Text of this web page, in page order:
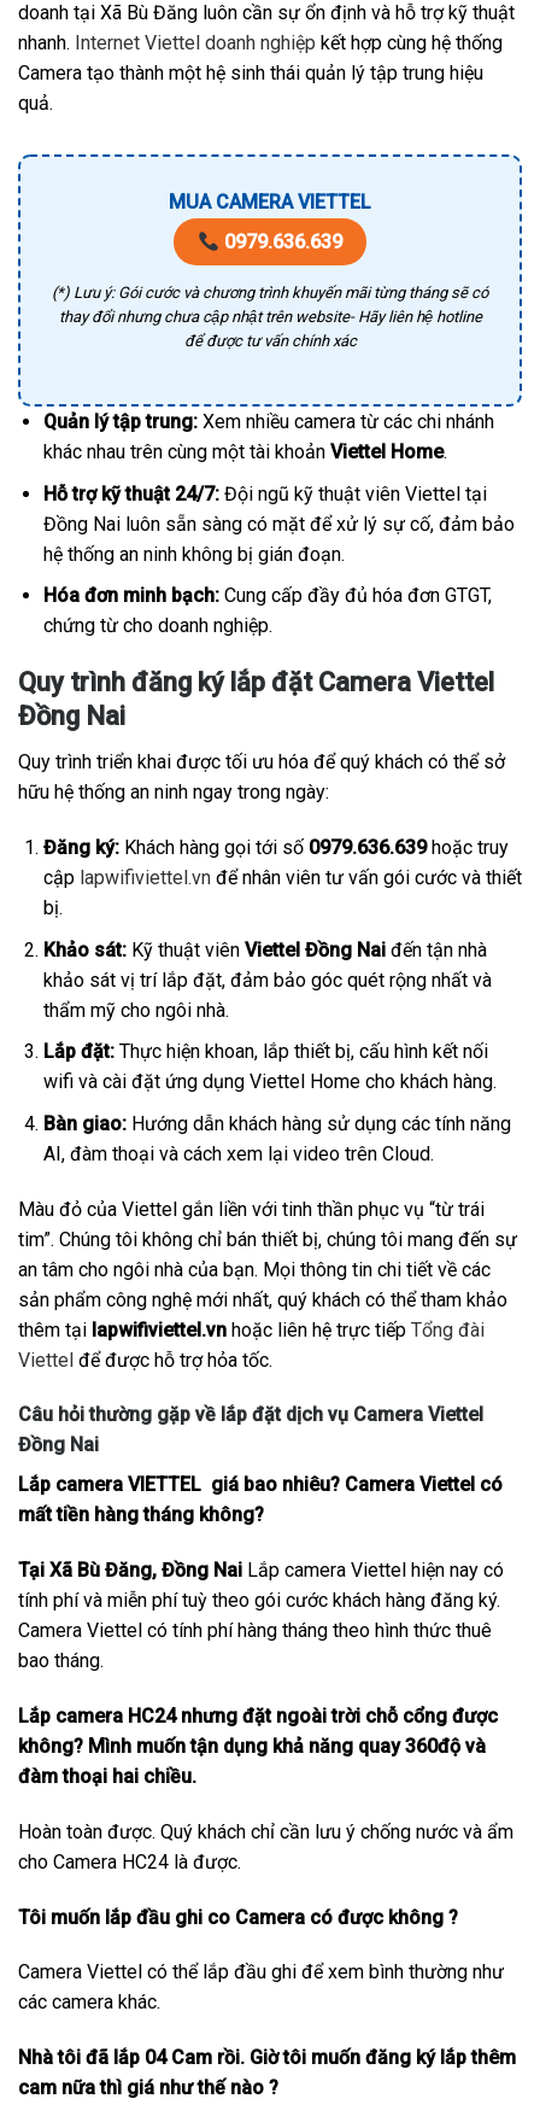
doanh tại Xã Bù Đăng luôn cần sự ổn định và hỗ trợ kỹ thuật
nhanh. Internet Viettel doanh nghiệp kết hợp cùng hệ thống
Camera tạo thành một hệ sinh thái quản lý tập trung hiệu
quả.
MUA CAMERA VIETTEL
0979.636.639
(*) Lưu ý: Gói cước và chương trình khuyến mãi từng tháng sẽ có
thay đổi nhưng chưa cập nhật trên website- Hãy liên hệ hotline
để được tư vấn chính xác
Quản lý tập trung:Xem nhiều camera từ các chi nhánh
khác nhau trên cùng một tài khoản Viettel Home.
Hỗ trợ kỹ thuật 24/7:Đội ngũ kỹ thuật viên Viettel tại
Đồng Nai luôn sẵn sàng có mặt để xử lý sự cố, đảm bảo
hệ thống an ninh không bị gián đoạn.
Hóa đơn minh bạch:Cung cấp đầy đủ hóa đơn GTGT,
chứng từ cho doanh nghiệp.
Quy trình đăng ký lắp đặt Camera Viettel
Đồng Nai
Quy trình triển khai được tối ưu hóa để quý khách có thể sở
hữu hệ thống an ninh ngay trong ngày:
Đăng ký:Khách hàng gọi tới số 0979.636.639hoặc truy
cập lapwifiviettel.vnđể nhân viên tư vấn gói cước và thiết
bị.
Khảo sát:Kỹ thuật viên Viettel Đồng Naiđến tận nhà
khảo sát vị trí lắp đặt, đảm bảo góc quét rộng nhất và
thẩm mỹ cho ngôi nhà.
Lắp đặt:Thực hiện khoan, lắp thiết bị, cấu hình kết nối
wifi và cài đặt ứng dụng Viettel Home cho khách hàng.
Bàn giao:Hướng dẫn khách hàng sử dụng các tính năng
AI, đàm thoại và cách xem lại video trên Cloud.
Màu đỏ của Viettel gắn liền với tinh thần phục vụ “từ trái
tim”. Chúng tôi không chỉ bán thiết bị, chúng tôi mang đến sự
an tâm cho ngôi nhà của bạn. Mọi thông tin chi tiết về các
sản phẩm công nghệ mới nhất, quý khách có thể tham khảo
thêm tại lapwifiviettel.vn hoặc liên hệ trực tiếp Tổng đài
Viettel để được hỗ trợ hỏa tốc.
Câu hỏi thường gặp về lắp đặt dịch vụ Camera Viettel
Đồng Nai
Lắp camera VIETTEL giá bao nhiêu? Camera Viettel có
mất tiền hàng tháng không?
Tại Xã Bù Đăng, Đồng Nai Lắp camera Viettel hiện nay có
tính phí và miễn phí tuỳ theo gói cước khách hàng đăng ký.
Camera Viettel có tính phí hàng tháng theo hình thức thuê
bao tháng.
Lắp camera HC24 nhưng đặt ngoài trời chỗ cổng được
không? Mình muốn tận dụng khả năng quay 360độ và
đàm thoại hai chiều.
Hoàn toàn được. Quý khách chỉ cần lưu ý chống nước và ẩm
cho Camera HC24 là được.
Tôi muốn lắp đầu ghi co Camera có được không ?
Camera Viettel có thể lắp đầu ghi để xem bình thường như
các camera khác.
Nhà tôi đã lắp 04 Cam rồi. Giờ tôi muốn đăng ký lắp thêm
cam nữa thì giá như thế nào ?